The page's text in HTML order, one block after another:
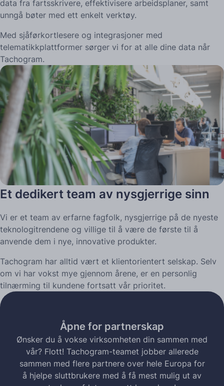
data fra fartsskrivere, effektivisere arbeidsplaner, samt
unngå bøter med ett enkelt verktøy.
Med sjåførkortlesere og integrasjoner med
telematikkplattformer sørger vi for at alle dine data når
Tachogram.
Et dedikert team av nysgjerrige sinn
Vi er et team av erfarne fagfolk, nysgjerrige på de nyeste
teknologitrendene og villige til å være de første til å
anvende dem i nye, innovative produkter.
Tachogram har alltid vært et klientorientert selskap. Selv
om vi har vokst mye gjennom årene, er en personlig
tilnærming til kundene fortsatt vår prioritet.
Åpne for partnerskap
Ønsker du å vokse virksomheten din sammen med
vår? Flott! Tachogram-teamet jobber allerede
sammen med flere partnere over hele Europa for
å hjelpe sluttbrukere med å få mest mulig ut av